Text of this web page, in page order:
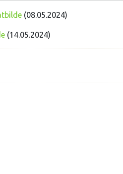
(08.05.2024)
(14.05.2024)